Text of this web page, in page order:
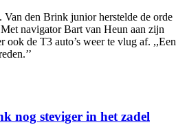
den Brink junior herstelde de orde
navigator Bart van Heun aan zijn
ook de T3 auto’s weer te vlug af. ,,Een
nog steviger in het zadel